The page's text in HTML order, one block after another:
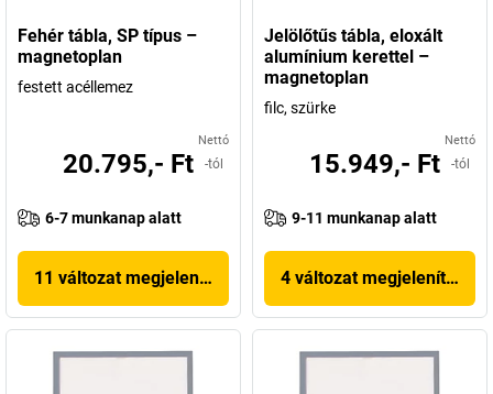
Fehér tábla, SP típus –
magnetoplan
festett acéllemez
Nettó
20.795,- Ft -tól
6-7 munkanap alatt
11 változat megjelenítése
Jelölőtűs tábla, eloxált
alumínium kerettel –
magnetoplan
filc, szürke
Nettó
15.949,- Ft -tól
9-11 munkanap alatt
4 változat megjelenítése